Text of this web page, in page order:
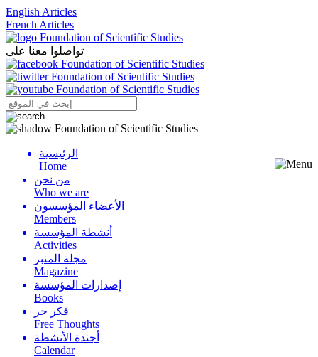
English Articles
French Articles
تواصلوا معنا على
Menu
الرئيسية
Home
من نحن
Who we are
الأعضاء المؤسسون
Members
أنشطة المؤسسة
Activities
مجلة المنبر
Magazine
إصدارات المؤسسة
Books
فكر حر
Free Thoughts
أجندة الأنشطة
Calendar